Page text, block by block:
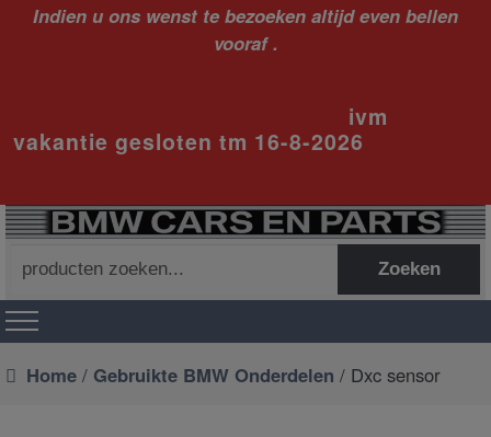
Indien u ons wenst te bezoeken altijd even bellen
vooraf .
ivm
vakantie gesloten tm 16-8-2026
naar:
Zoeken
Home / Gebruikte BMW Onderdelen / Dxc sensor